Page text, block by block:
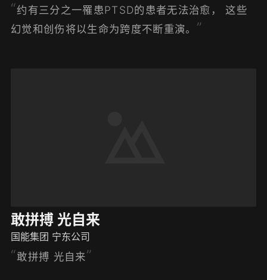
约有三分之一罹患PTSD的患者无法治愈， 这些
幻觉和创伤将以生命为跨度不断重演。
敢拼搏 光自来
国能集团 宁东公司
敢拼搏 光自来